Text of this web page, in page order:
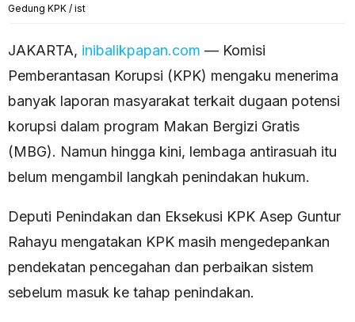
Gedung KPK / ist
JAKARTA, inibalikpapan.com — Komisi
Pemberantasan Korupsi (KPK) mengaku menerima
banyak laporan masyarakat terkait dugaan potensi
korupsi dalam program Makan Bergizi Gratis
(MBG). Namun hingga kini, lembaga antirasuah itu
belum mengambil langkah penindakan hukum.
Deputi Penindakan dan Eksekusi KPK Asep Guntur
Rahayu mengatakan KPK masih mengedepankan
pendekatan pencegahan dan perbaikan sistem
sebelum masuk ke tahap penindakan.